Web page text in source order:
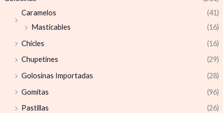
Caramelos
(41)
Masticables
(16)
Chicles
(16)
Chupetines
(29)
Golosinas Importadas
(28)
Gomitas
(96)
Pastillas
(26)